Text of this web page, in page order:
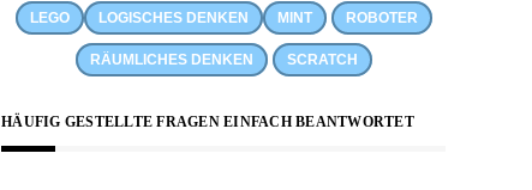
LEGO LOGISCHES DENKEN MINT ROBOTER
RÄUMLICHES DENKEN SCRATCH
HÄUFIG GESTELLTE FRAGEN EINFACH BEANTWORTET